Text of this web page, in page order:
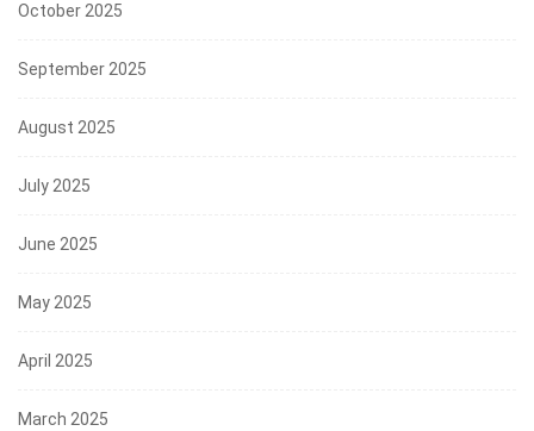
October 2025
September 2025
August 2025
July 2025
June 2025
May 2025
April 2025
March 2025